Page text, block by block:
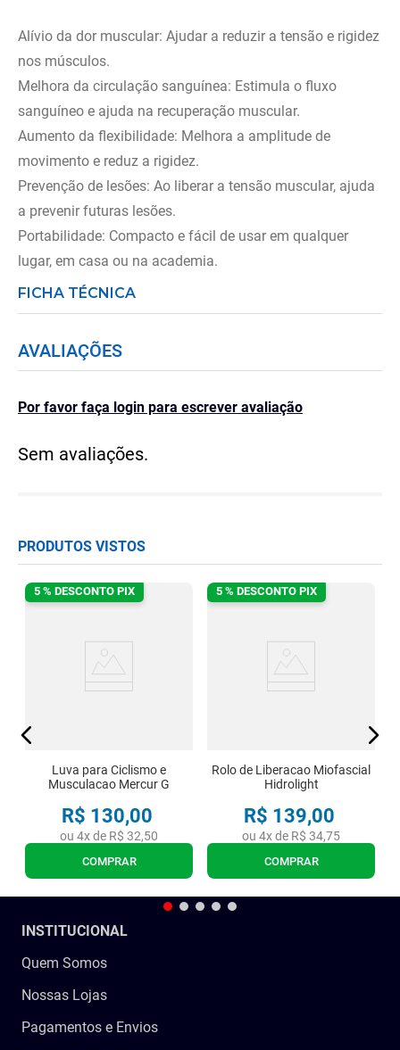
Alívio da dor muscular: Ajudar a reduzir a tensão e rigidez
nos músculos.
Melhora da circulação sanguínea: Estimula o fluxo
sanguíneo e ajuda na recuperação muscular.
Aumento da flexibilidade: Melhora a amplitude de
movimento e reduz a rigidez.
Prevenção de lesões: Ao liberar a tensão muscular, ajuda
a prevenir futuras lesões.
Portabilidade: Compacto e fácil de usar em qualquer
lugar, em casa ou na academia.
FICHA TÉCNICA
AVALIAÇÕES
Por favor faça login para escrever avaliação
Sem avaliações.
PRODUTOS VISTOS
5 % DESCONTO PIX
Luva para Ciclismo e
Musculacao Mercur G
R$ 130,00
ou 4x de R$ 32,50
COMPRAR
5 % DESCONTO PIX
Rolo de Liberacao Miofascial
Hidrolight
R$ 139,00
ou 4x de R$ 34,75
COMPRAR
INSTITUCIONAL
Quem Somos
Nossas Lojas
Pagamentos e Envios